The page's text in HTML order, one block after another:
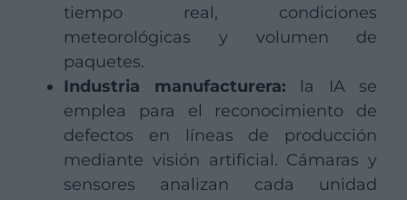
tiempo real, condiciones
meteorológicas y volumen de
paquetes.
Industria manufacturera: la IA se
emplea para el reconocimiento de
defectos en líneas de producción
mediante visión artificial. Cámaras y
sensores analizan cada unidad